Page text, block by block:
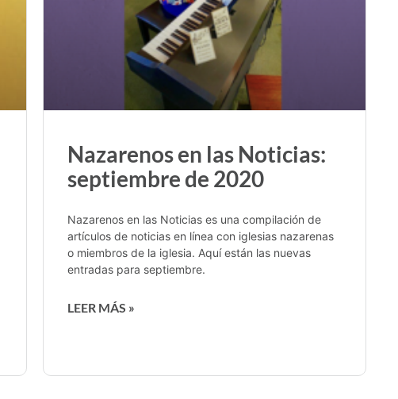
Nazarenos en las Noticias:
septiembre de 2020
Nazarenos en las Noticias es una compilación de
artículos de noticias en línea con iglesias nazarenas
o miembros de la iglesia. Aquí están las nuevas
entradas para septiembre.
LEER MÁS »